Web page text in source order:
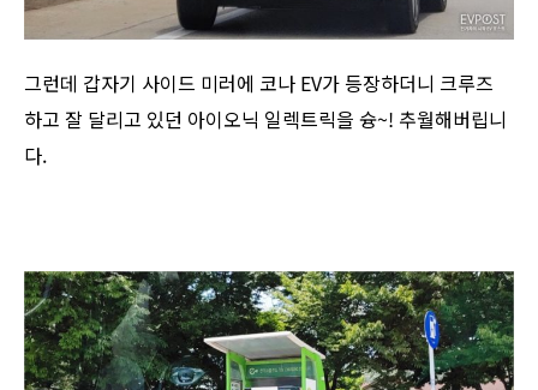
그런데 갑자기 사이드 미러에 코나 EV가 등장하더니 크루즈
하고 잘 달리고 있던 아이오닉 일렉트릭을 슝~! 추월해버립니
다.